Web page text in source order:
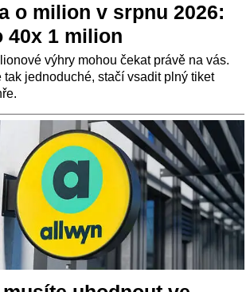
o milion v srpnu 2026:
40x 1 milion
výhry mohou čekat právě na vás.
tak jednoduché, stačí vsadit plný tiket